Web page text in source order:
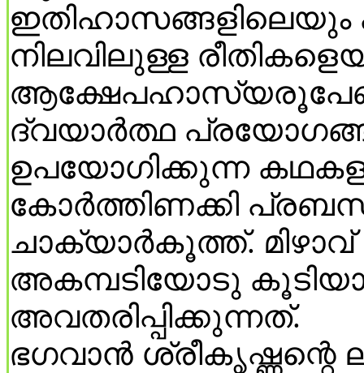
ഇതിഹാസങ്ങളിലെയും
നിലവിലുള്ള
ആക്ഷേപഹാസ്യരൂപേണ
ദ്വയാര്‍ത്ഥ
ഉപയോഗിക്കുന്ന
കോര്‍ത്തിണക്കി
ചാക്യാര്‍കൂത്ത്. മിഴാവ്
അകമ്പടിയോടു
അവതരിപ്പിക്കുന്നത്.
ഭഗവാന്‍ ശ്രീകൃഷ്ണന്റെ